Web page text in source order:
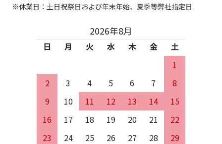
休業日：土日祝祭日および年末年始、夏季等弊社指定日
2026年8月
日 月 火 水 木 金
土
1
2
3 4 5 6 7
8
9
10 11 12 13 14
15
16
17 18 19 20 21
22
23
24 25 26 27 28
29